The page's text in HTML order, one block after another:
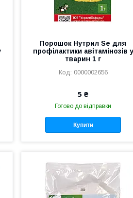
Порошок Нутрил Se для
профілактики авітамінозів у
тварин 1 г
0000002656
5 ₴
Готово до відправки
Купити